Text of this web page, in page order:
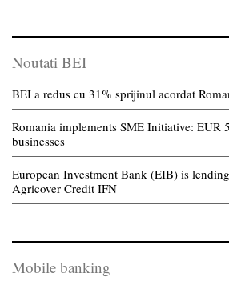
Noutati BEI
BEI a redus cu 31% sprijinul acordat
Romania implements SME Initiative: EUR
businesses
European Investment Bank (EIB) is
Agricover Credit IFN
Mobile banking